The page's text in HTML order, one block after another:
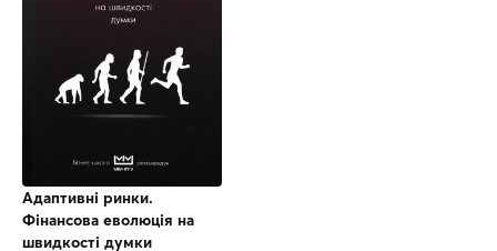
Адаптивні ринки.
Фінансова еволюція на
швидкості думки